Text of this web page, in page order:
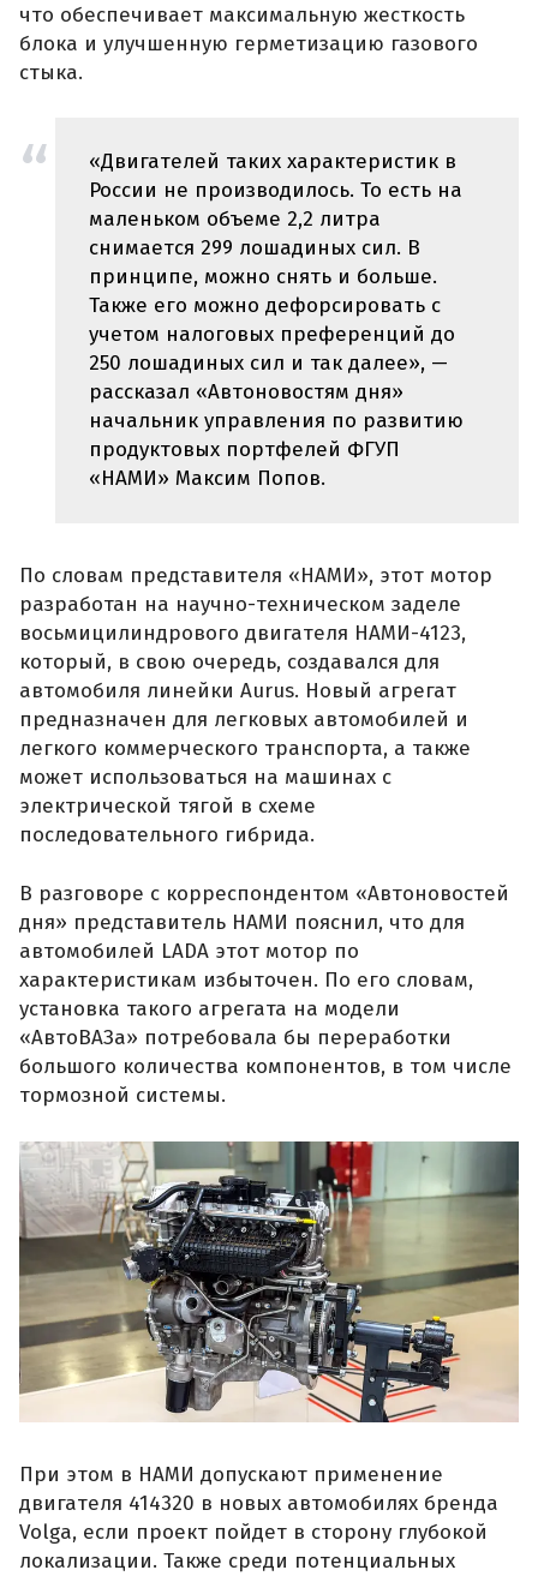
что обеспечивает максимальную жесткость
блока и улучшенную герметизацию газового
стыка.
«Двигателей таких характеристик в
России не производилось. То есть на
маленьком объеме 2,2 литра
снимается 299 лошадиных сил. В
принципе, можно снять и больше.
Также его можно дефорсировать с
учетом налоговых преференций до
250 лошадиных сил и так далее», —
рассказал «Автоновостям дня»
начальник управления по развитию
продуктовых портфелей ФГУП
«НАМИ» Максим Попов.
По словам представителя «НАМИ», этот мотор
разработан на научно-техническом заделе
восьмицилиндрового двигателя НАМИ-4123,
который, в свою очередь, создавался для
автомобиля линейки Aurus. Новый агрегат
предназначен для легковых автомобилей и
легкого коммерческого транспорта, а также
может использоваться на машинах с
электрической тягой в схеме
последовательного гибрида.
В разговоре с корреспондентом «Автоновостей
дня» представитель НАМИ пояснил, что для
автомобилей LADA этот мотор по
характеристикам избыточен. По его словам,
установка такого агрегата на модели
«АвтоВАЗа» потребовала бы переработки
большого количества компонентов, в том числе
тормозной системы.
При этом в НАМИ допускают применение
двигателя 414320 в новых автомобилях бренда
Volga, если проект пойдет в сторону глубокой
локализации. Также среди потенциальных